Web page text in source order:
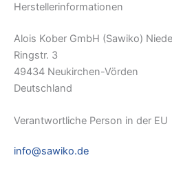
Herstellerinformationen
Alois Kober GmbH (Sawiko)
Ringstr. 3
49434 Neukirchen-Vörden
Deutschland
Verantwortliche Person in der EU
info@sawiko.de